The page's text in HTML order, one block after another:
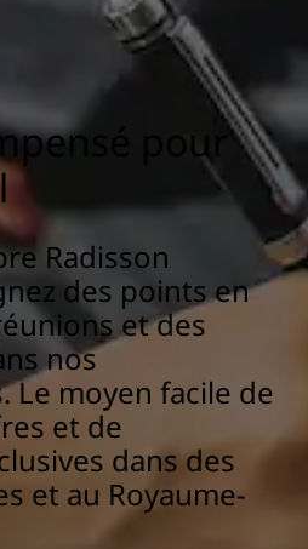
pour
Radisson
des points en
et des
nos
Le moyen facile de
et de
dans des
et au Royaume-